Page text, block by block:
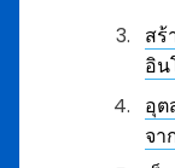
สร้
อิน
อุต
จา